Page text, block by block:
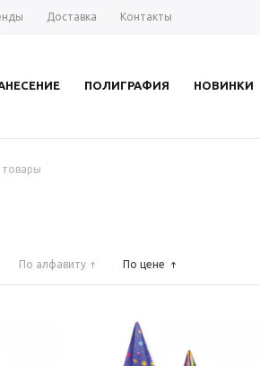
Доставка Контакты
ПОЛИГРАФИЯ НОВИНКИ
По алфавиту По цене